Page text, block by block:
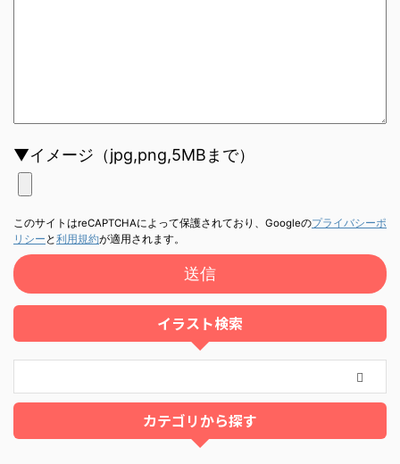
▼イメージ（jpg,png,5MBまで）
このサイトはreCAPTCHAによって保護されており、Googleのプライバシーポ
リシー と利用規約が適用されます。
イラスト検索
カテゴリから探す